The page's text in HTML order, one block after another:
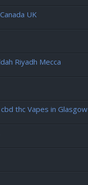
UK
Riyadh Mecca
thc Vapes in Glasgow